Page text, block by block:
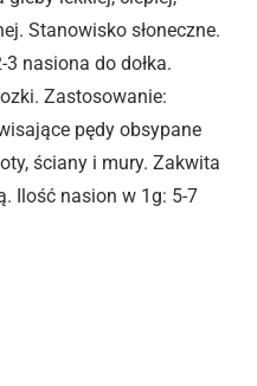
Stanowisko słoneczne.
nasiona do dołka.
Zastosowanie:
pędy obsypane
ściany i mury. Zakwita
Ilość nasion w 1g: 5-7
MIX 5G